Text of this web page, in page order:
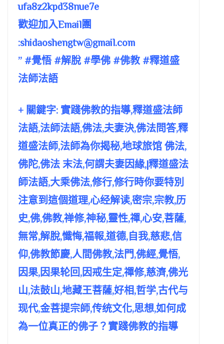
ufa8z2kpd38nue7e
歡迎加入Email團
:shidaoshengtw@gmail.com
” #覺悟 #解脫 #學佛 #佛教 #釋道盛
法師法語
+ 關鍵字: 實踐佛教的指導,釋道盛法師
法語,法師法語,佛法,夫妻決,佛法問答,釋
道盛法師,法師為你揭秘,地球旅馆 佛法,
佛陀,佛法 末法,何謂夫妻因緣,|釋道盛法
師法語,大乘佛法,修行,修行時你要特別
注意到這個道理,心经解读,密宗,宗教,历
史,佛,佛教,禅修,神秘,靈性,禪,心安,菩薩,
無常,解脫,懺悔,福報,道德,自我,慈悲,信
仰,佛教節慶,人間佛教,法門,佛經,覺悟,
因果,因果轮回,因戒生定,禪修,慈濟,佛光
山,法鼓山,地藏王菩薩,好相,哲学,古代与
现代,金菩提宗師,传统文化,思想,如何成
為一位真正的佛子？實踐佛教的指導